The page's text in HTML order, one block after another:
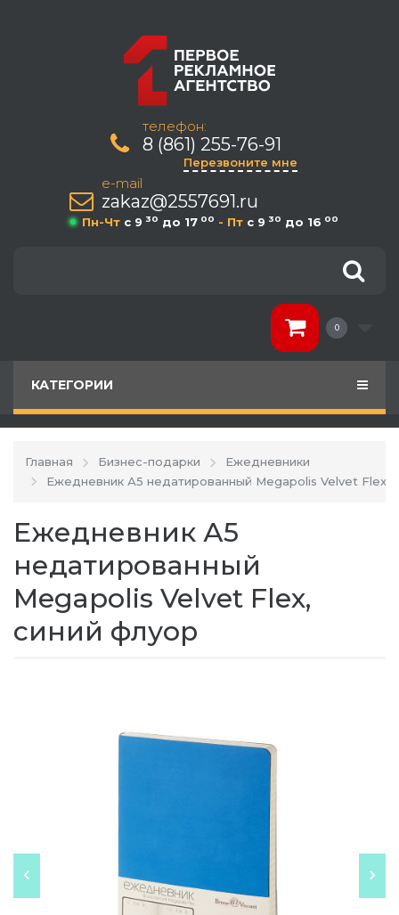
телефон:
8 (861) 255-76-91
Перезвоните мне
e-mail
zakaz@2557691.ru
Пн-Чт c 9 30 до 17 00 - Пт c 9 30 до 16 00
0
КАТЕГОРИИ
Главная Бизнес-подарки
Ежедневники
Ежедневник А5 недатированный Megapolis Velvet Flex,
Ежедневник А5
недатированный
Megapolis Velvet Flex,
синий флуор